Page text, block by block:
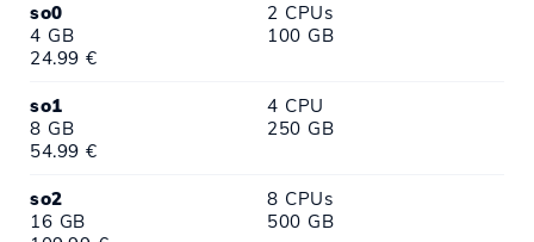
so0
2 CPUs
4 GB
100 GB
24.99 €
so1
4 CPU
8 GB
250 GB
54.99 €
so2
8 CPUs
16 GB
500 GB